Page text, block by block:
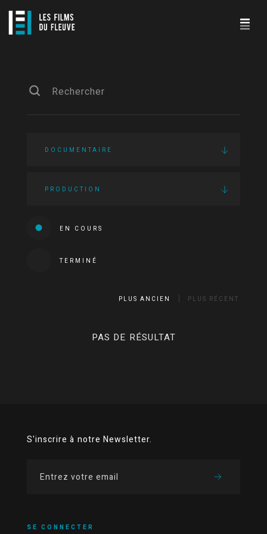
DOCUMENTAIRE
PRODUCTION
EN COURS
TERMINÉ
PLUS ANCIEN PLUS RÉCENT
PAS DE RÉSULTAT
S'inscrire à notre Newsletter.
SE CONNECTER